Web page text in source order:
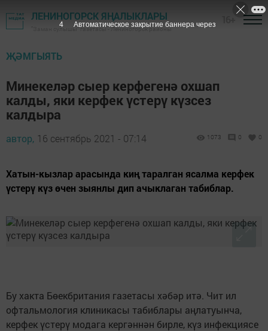
ЛЕНИНОГОРСК ЯҢАЛЫКЛАРЫ
"Заман сулышы" газетасы - Лениногорск районы
ҖӘМГЫЯТЬ
Минекеләр сыер керфегенә охшап
калды, яки керфек үстерү күзсез
калдыра
автор, 16 сентябрь 2021 - 07:14 1073 0 0
Хатын-кызлар арасында киң таралган ясалма керфек
үстерү күз өчен зыянлы дип ачыклаган табиблар.
Бу хакта Бөекбритания газетасы хәбәр итә. Чит ил
офтальмология клиникасы табиблары аңлатуынча,
керфек үстерү модага кергәннән бирле, күз инфекциясе
3 Автоматическое закрытие баннера через